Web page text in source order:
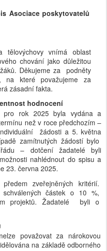
Asociace poskytovatelů
tělovýchovy vnímá oblast
chování jako důležitou
Děkujeme za podněty
na které považujeme za
zásadní fakta.
hodnocení
pro rok 2025 byla vydána a
než v roce předchozím –
žádosti a 5. května
zamítnutých žádostí bylo
– dotčení žadatelé byli
nahlédnout do spisu a
23. června 2025.
zveřejněných kritérií.
částek o 10 %,
projektů. Žadatelé byli o
považovat za nárokovou
na základě odborného